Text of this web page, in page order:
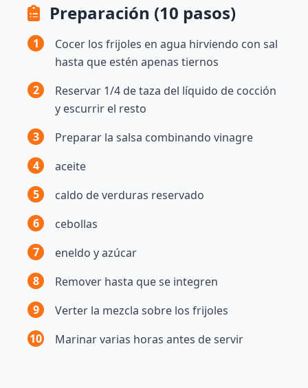
Preparación (10 pasos)
1
Cocer los frijoles en agua hirviendo con sal
hasta que estén apenas tiernos
2
Reservar 1/4 de taza del líquido de cocción
y escurrir el resto
3
Preparar la salsa combinando vinagre
4
aceite
5
caldo de verduras reservado
6
cebollas
7
eneldo y azúcar
8
Remover hasta que se integren
9
Verter la mezcla sobre los frijoles
10
Marinar varias horas antes de servir